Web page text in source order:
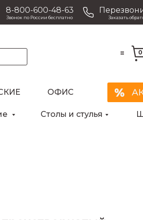
8-800-600-48-63
Звонок по России бесплатно Заказать
0
=
ОФИС
Столы и стулья Закрыть